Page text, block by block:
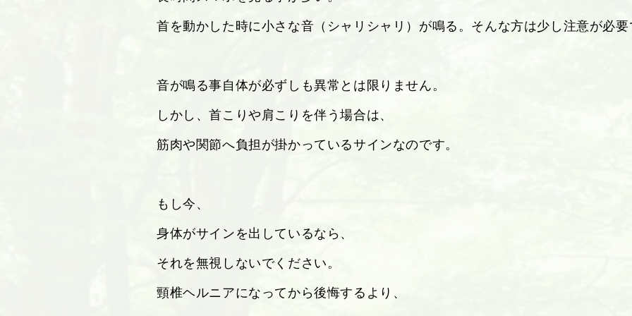
首を動かした時に小さな音（シャリシャリ）が鳴る。そんな方は少し注意が必
音が鳴る事自体が必ずしも異常とは限りません。
しかし、首こりや肩こりを伴う場合は、
筋肉や関節へ負担が掛かっているサインなのです。
もし今、
身体がサインを出しているなら、
それを無視しないでください。
頸椎ヘルニアになってから後悔するより、